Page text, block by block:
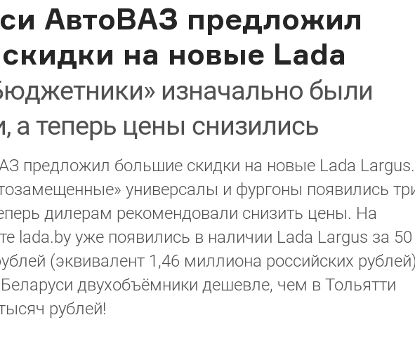
АвтоВАЗ предложил
на новые Lada
изначально были
а теперь цены снизились
предложил большие скидки на новые Lada Largus.
универсалы и фургоны появились
дилерам рекомендовали снизить цены. На
lada.by уже появились в наличии Lada Largus за 50
(эквивалент 1,46 миллиона российских
двухобъёмники дешевле, чем в Тольятти
рублей!